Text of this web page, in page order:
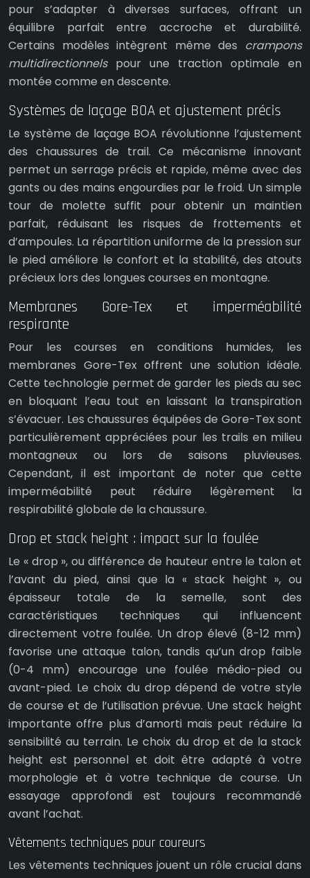
pour s’adapter à diverses surfaces, offrant un
équilibre parfait entre accroche et durabilité.
Certains modèles intègrent même des crampons
multidirectionnels pour une traction optimale en
montée comme en descente.
Systèmes de laçage BOA et ajustement précis
Le système de laçage BOA révolutionne l’ajustement
des chaussures de trail. Ce mécanisme innovant
permet un serrage précis et rapide, même avec des
gants ou des mains engourdies par le froid. Un simple
tour de molette suffit pour obtenir un maintien
parfait, réduisant les risques de frottements et
d’ampoules. La répartition uniforme de la pression sur
le pied améliore le confort et la stabilité, des atouts
précieux lors des longues courses en montagne.
Membranes Gore-Tex et imperméabilité
respirante
Pour les courses en conditions humides, les
membranes Gore-Tex offrent une solution idéale.
Cette technologie permet de garder les pieds au sec
en bloquant l’eau tout en laissant la transpiration
s’évacuer. Les chaussures équipées de Gore-Tex sont
particulièrement appréciées pour les trails en milieu
montagneux ou lors de saisons pluvieuses.
Cependant, il est important de noter que cette
imperméabilité peut réduire légèrement la
respirabilité globale de la chaussure.
Drop et stack height : impact sur la foulée
Le « drop », ou différence de hauteur entre le talon et
l’avant du pied, ainsi que la « stack height », ou
épaisseur totale de la semelle, sont des
caractéristiques techniques qui influencent
directement votre foulée. Un drop élevé (8-12 mm)
favorise une attaque talon, tandis qu’un drop faible
(0-4 mm) encourage une foulée médio-pied ou
avant-pied. Le choix du drop dépend de votre style
de course et de l’utilisation prévue. Une stack height
importante offre plus d’amorti mais peut réduire la
sensibilité au terrain. Le choix du drop et de la stack
height est personnel et doit être adapté à votre
morphologie et à votre technique de course. Un
essayage approfondi est toujours recommandé
avant l’achat.
Vêtements techniques pour coureurs
Les vêtements techniques jouent un rôle crucial dans